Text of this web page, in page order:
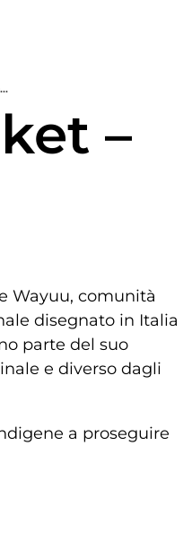
–
Wayuu, comunità
disegnato in Italia
parte del suo
e diverso dagli
a proseguire